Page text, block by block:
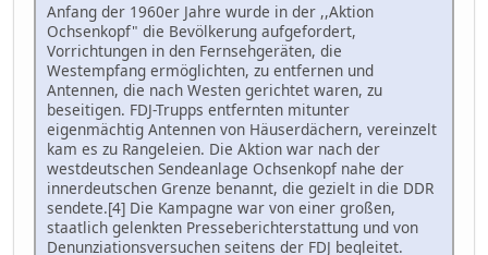
Anfang der 1960er Jahre wurde in der ,,Aktion
Ochsenkopf" die Bevölkerung aufgefordert,
Vorrichtungen in den Fernsehgeräten, die
Westempfang ermöglichten, zu entfernen und
Antennen, die nach Westen gerichtet waren, zu
beseitigen. FDJ-Trupps entfernten mitunter
eigenmächtig Antennen von Häuserdächern, vereinzelt
kam es zu Rangeleien. Die Aktion war nach der
westdeutschen Sendeanlage Ochsenkopf nahe der
innerdeutschen Grenze benannt, die gezielt in die DDR
sendete.[4] Die Kampagne war von einer großen,
staatlich gelenkten Presseberichterstattung und von
Denunziationsversuchen seitens der FDJ begleitet.